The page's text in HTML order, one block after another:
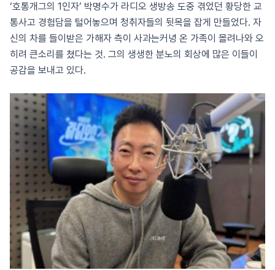
‘호통개그의 1인자’ 박명수가 라디오 생방송 도중 겪었던 황당한 교
통사고 경험담을 털어놓으며 청취자들의 뒷목을 잡게 만들었다. 자
신의 차를 들이받은 가해자 측이 사과는커녕 온 가족이 몰려나와 오
히려 큰소리를 쳤다는 것. 그의 생생한 분노의 회상에 많은 이들이
공감을 보내고 있다.